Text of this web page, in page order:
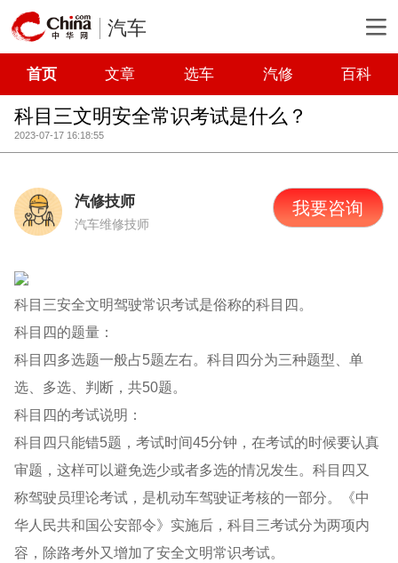
汽车
首页 文章 选车 汽修 百科
科目三文明安全常识考试是什么？
2023-07-17 16:18:55
汽修技师
汽车维修技师
我要咨询
科目三安全文明驾驶常识考试是俗称的科目四。
科目四的题量：
科目四多选题一般占5题左右。科目四分为三种题型、单
选、多选、判断，共50题。
科目四的考试说明：
科目四只能错5题，考试时间45分钟，在考试的时候要认真
审题，这样可以避免选少或者多选的情况发生。科目四又
称驾驶员理论考试，是机动车驾驶证考核的一部分。《中
华人民共和国公安部令》实施后，科目三考试分为两项内
容，除路考外又增加了安全文明常识考试。